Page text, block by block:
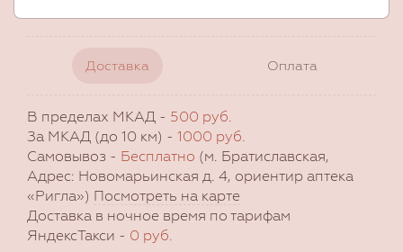
Доставка Оплата
В пределах МКАД - 500 руб.
За МКАД (до 10 км) - 1000 руб.
Самовывоз - Бесплатно (м. Братиславская,
Адрес: Новомарьинская д. 4, ориентир аптека
«Ригла») Посмотреть на карте
Доставка в ночное время по тарифам
ЯндексТакси - 0 руб.